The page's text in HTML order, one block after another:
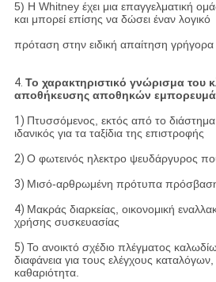
5) Η Whitney έχει μια επαγγελματική
και μπορεί επίσης να δώσει έναν λογικό
πρόταση στην ειδική απαίτηση γρήγορα
4. Το χαρακτηριστικό γνώρισμα του
αποθήκευσης αποθηκών
1) Πτυσσόμενος, εκτός από το διάστημα
ιδανικός για τα ταξίδια της επιστροφής
2) Ο φωτεινός ηλεκτρο ψευδάργυρος που
3) Μισό-αρθρωμένη πρότυπα
4) Μακράς διαρκείας, οικονομική
χρήσης συσκευασίας
5) Το ανοικτό σχέδιο πλέγματος
διαφάνεια για τους ελέγχους
καθαριότητα.